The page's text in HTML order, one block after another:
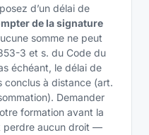
d’un délai de
de la signature
somme ne peut
3 et s. du Code du
échéant, le délai de
conclus à distance (art.
Demander
formation avant la
perdre aucun droit —